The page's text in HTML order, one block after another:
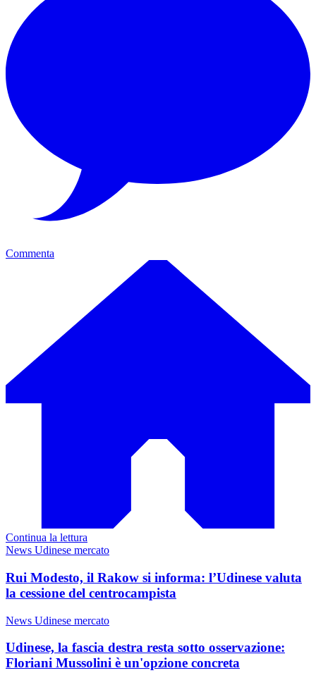
Commenta
Continua la lettura
News Udinese mercato
Rui Modesto, il Rakow si informa: l’Udinese valuta
la cessione del centrocampista
News Udinese mercato
Udinese, la fascia destra resta sotto osservazione:
Floriani Mussolini è un'opzione concreta